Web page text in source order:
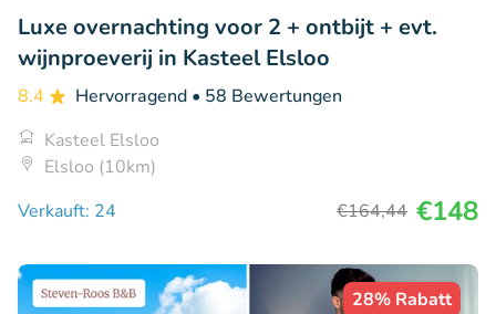
Luxe overnachting voor 2 + ontbijt + evt.
wijnproeverij in Kasteel Elsloo
8.4 Hervorragend • 58 Bewertungen
Kasteel Elsloo
Elsloo (10km)
Verkauft: 24
€164,44 €148
28% Rabatt